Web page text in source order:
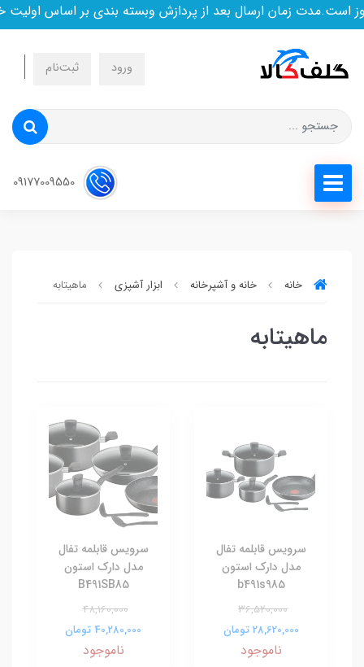
است.مدت زمان ارسال بعد از پردازش وبسته بندی بر اساس اولیت
ورود ثبت‌نام
خانه خانه و آشپرخانه ابزار آشپزی ماهیتابه
ماهیتابه
سرویس قابلمه تفال
مدل دارک استون
b491s985
36,520,000
28,620,000 تومان
ناموجود
سرویس قابلمه تفال
مدل دارک استون
B491SB85
48,160,000
40,280,000 تومان
ناموجود